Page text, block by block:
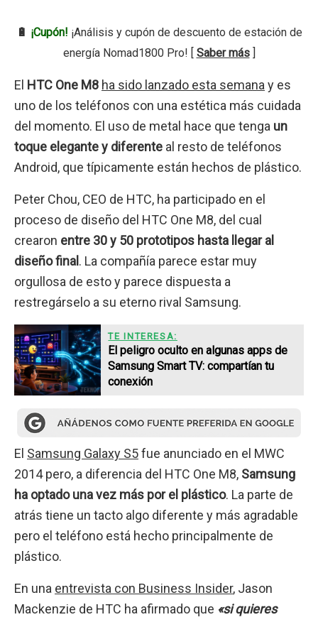
🔋 ¡Cupón! ¡Análisis y cupón de descuento de estación de
energía Nomad1800 Pro! [ Saber más]
El HTC One M8 ha sido lanzado esta semana y es
uno de los teléfonos con una estética más cuidada
del momento. El uso de metal hace que tenga un
toque elegante y diferente al resto de teléfonos
Android, que típicamente están hechos de plástico.
Peter Chou, CEO de HTC, ha participado en el
proceso de diseño del HTC One M8, del cual
crearon entre 30 y 50 prototipos hasta llegar al
diseño final . La compañía parece estar muy
orgullosa de esto y parece dispuesta a
restregárselo a su eterno rival Samsung.
TE INTERESA:
El peligro oculto en algunas apps de
Samsung Smart TV: compartían tu
conexión
El Samsung Galaxy S5fue anunciado en el MWC
2014 pero, a diferencia del HTC One M8, Samsung
ha optado una vez más por el plástico. La parte de
atrás tiene un tacto algo diferente y más agradable
pero el teléfono está hecho principalmente de
plástico.
En una entrevista con Business Insider, Jason
Mackenzie de HTC ha afirmado que «si quieres